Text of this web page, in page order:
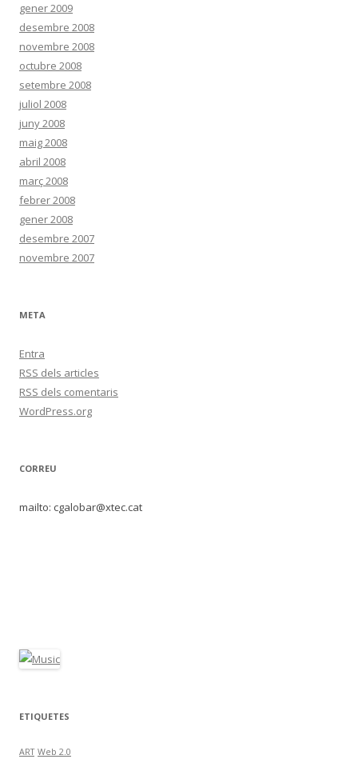
gener 2009
desembre 2008
novembre 2008
octubre 2008
setembre 2008
juliol 2008
juny 2008
maig 2008
abril 2008
març 2008
febrer 2008
gener 2008
desembre 2007
novembre 2007
META
Entra
RSS dels articles
RSS dels comentaris
WordPress.org
CORREU
mailto: cgalobar@xtec.cat
ETIQUETES
ART Web 2.0